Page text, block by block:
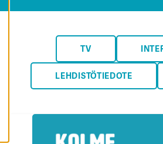
TV
LEHDISTÖTIEDOTE